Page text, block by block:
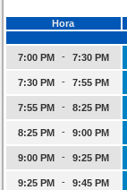
Hora
7:00 PM
- 7:30 PM
7:30 PM - 7:55 PM
7:55 PM - 8:25 PM
8:25 PM - 9:00 PM
9:00 PM - 9:25 PM
9:25 PM - 9:45 PM